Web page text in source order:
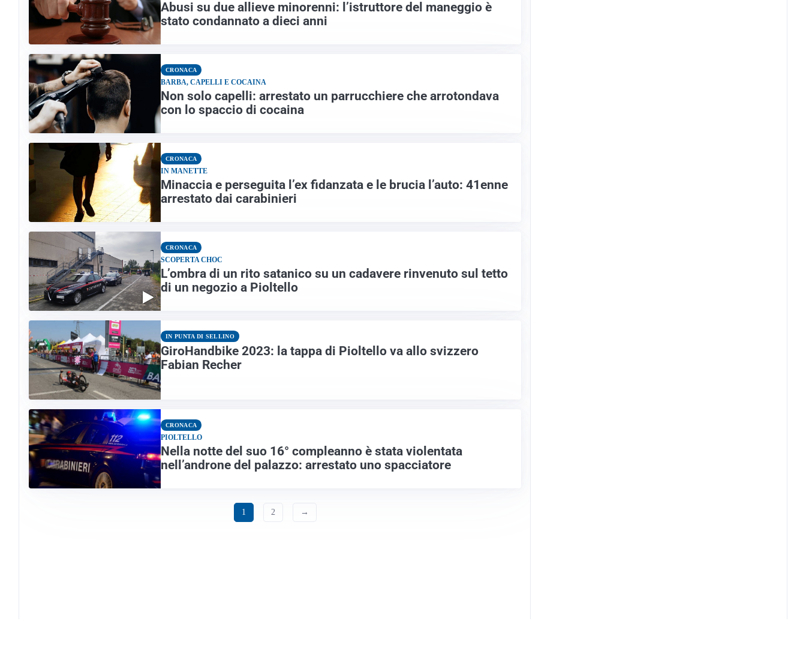
Abusi su due allieve minorenni: l’istruttore del maneggio è
stato condannato a dieci anni
CRONACA
BARBA, CAPELLI E COCAINA
Non solo capelli: arrestato un parrucchiere che arrotondava
con lo spaccio di cocaina
CRONACA
IN MANETTE
Minaccia e perseguita l’ex fidanzata e le brucia l’auto: 41enne
arrestato dai carabinieri
CRONACA
SCOPERTA CHOC
L’ombra di un rito satanico su un cadavere rinvenuto sul tetto
di un negozio a Pioltello
IN PUNTA DI SELLINO
GiroHandbike 2023: la tappa di Pioltello va allo svizzero
Fabian Recher
CRONACA
PIOLTELLO
Nella notte del suo 16° compleanno è stata violentata
nell’androne del palazzo: arrestato uno spacciatore
1 2 →